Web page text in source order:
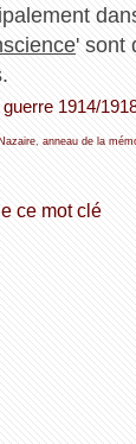
' sont
1914/
, anneau de la
ce mot clé